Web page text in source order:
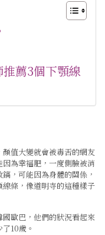
薦3個下顎線
值大變就會被毒舌的網友
為幸福肥，一度側臉被消
，可能因為身體的關係，
條，像道明寺的這種樣子
歐巴，他們的狀況看起來
10歲。